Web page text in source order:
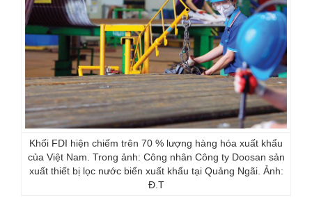
Khối FDI hiện chiếm trên 70 % lượng hàng hóa xuất khẩu
của Việt Nam. Trong ảnh: Công nhân Công ty Doosan sản
xuất thiết bị lọc nước biển xuất khẩu tại Quảng Ngãi. Ảnh:
Đ.T